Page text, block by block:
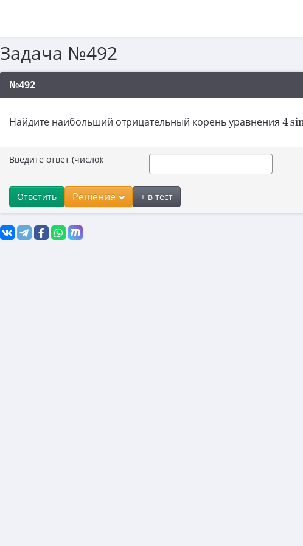
Задача №492
№492
Найдите наибольший отрицательный корень уравнения 4
Введите ответ (число):
Ответить Решение + в тест